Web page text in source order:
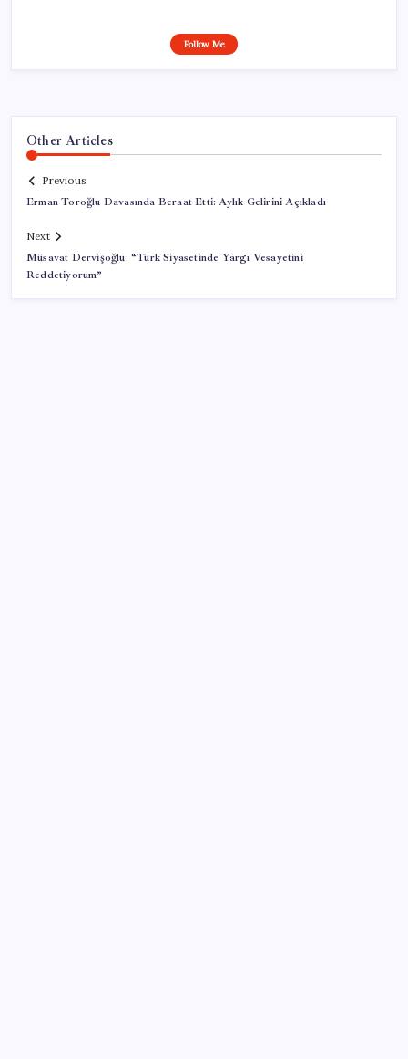
Follow Me
Other Articles
Previous
Erman Toroğlu Davasında Beraat Etti: Aylık Gelirini Açıkladı
Next
Müsavat Dervişoğlu: “Türk Siyasetinde Yargı Vesayetini
Reddetiyorum”